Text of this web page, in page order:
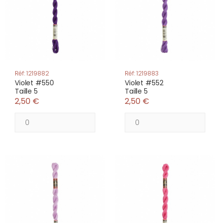
Réf: 1219882
Violet #550
Taille 5
2,50 €
Réf: 1219883
Violet #552
Taille 5
2,50 €